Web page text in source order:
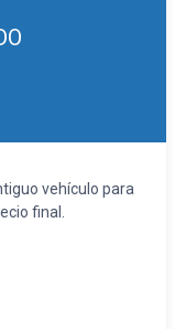
dos
vehículo para
final.